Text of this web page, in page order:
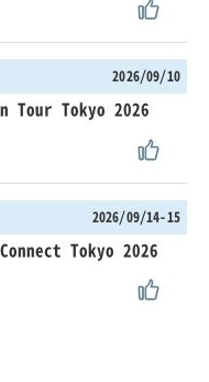
2026/09/10
Tour Tokyo 2026
2026/09/14-15
Tokyo 2026